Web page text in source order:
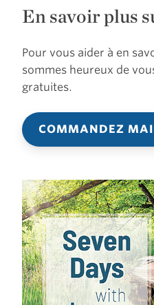
En savoir plus
Pour vous aider à en
sommes heureux de
gratuites.
COMMANDEZ